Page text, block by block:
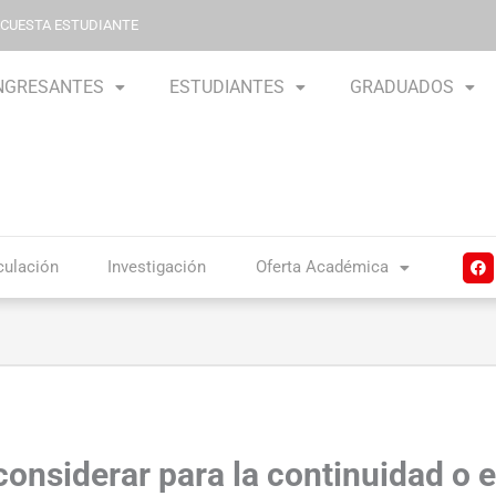
ESTUDIANTE
ESTUDIANTES GRADUADOS
Investigación Oferta Académica
F
a
k
para la continuidad o el